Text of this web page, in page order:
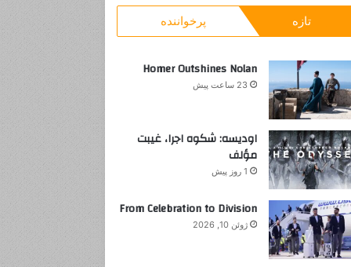
و
ب
ر
ی
تازه پرخواننده
Homer Outshines Nolan
23 ساعت پیش
اودیسه: شکوه اجرا، غیبت
مؤلف
1 روز پیش
From Celebration to Division
ژوئن 10, 2026